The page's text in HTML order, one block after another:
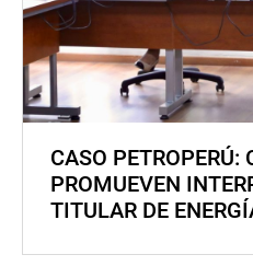
CASO PETROPERÚ:
PROMUEVEN
TITULAR DE